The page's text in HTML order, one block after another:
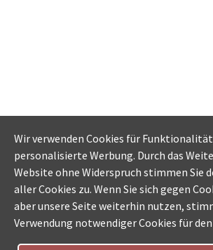
Wir verwenden Cookies für
personalisierte Werbung. Durch das
Website ohne Widerspruch stimmen Sie
aller Cookies zu. Wenn Sie sich gegen
aber unsere Seite weiterhin nutzen,
Verwendung notwendiger Cookies für